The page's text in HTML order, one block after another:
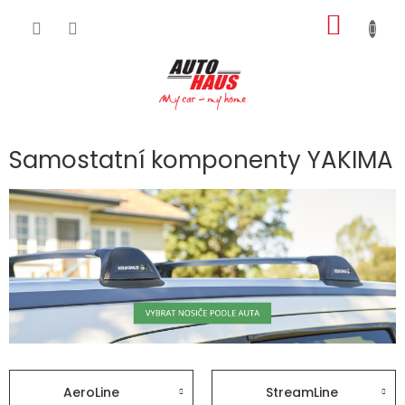
KOŠÍK
Samostatní komponenty YAKIMA
AeroLine StreamLine